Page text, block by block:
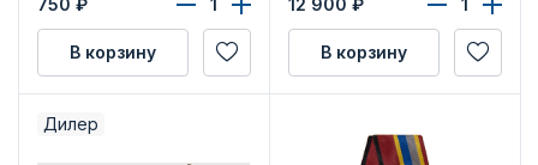
В корзину В корзину
Дилер